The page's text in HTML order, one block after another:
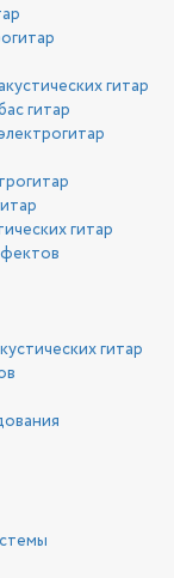
гитар
гитар
гитар
гитар